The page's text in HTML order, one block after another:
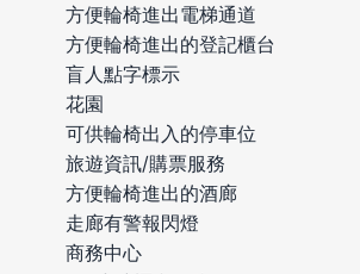
方便輪椅進出電梯通道
方便輪椅進出的登記櫃台
盲人點字標示
花園
可供輪椅出入的停車位
旅遊資訊/購票服務
方便輪椅進出的酒廊
走廊有警報閃燈
商務中心